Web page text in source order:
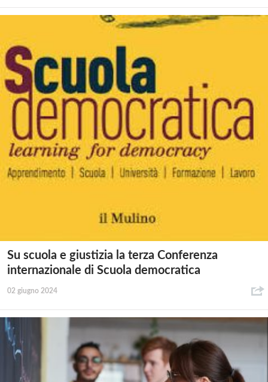
Su scuola e giustizia la terza Conferenza
internazionale di Scuola democratica
02 giugno 2024